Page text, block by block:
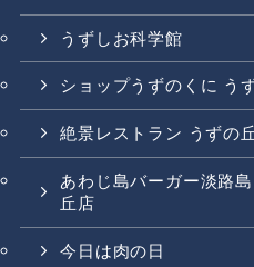
うずしお科学館
ショップうずのくに う
絶景レストラン うずの丘
あわじ島バーガー淡路
丘店
今日は肉の日